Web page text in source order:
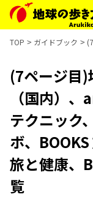
TOP ガイドブック
(7ページ目
（国内）
テクニック
ボ、
旅と健康、
覧